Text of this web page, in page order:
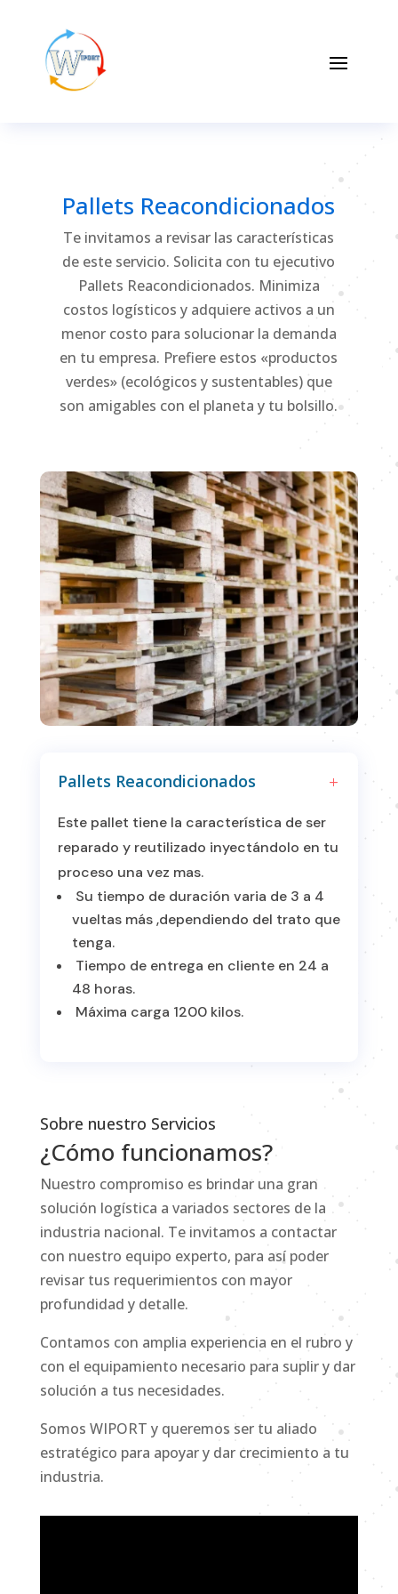
Pallets Reacondicionados
Te invitamos a revisar las características
de este servicio. Solicita con tu ejecutivo
Pallets Reacondicionados. Minimiza
costos logísticos y adquiere activos a un
menor costo para solucionar la demanda
en tu empresa. Prefiere estos «productos
verdes» (ecológicos y sustentables) que
son amigables con el planeta y tu bolsillo.
Pallets Reacondicionados
Este pallet tiene la característica de ser
reparado y reutilizado inyectándolo en tu
proceso una vez mas.
Su tiempo de duración varia de 3 a 4
vueltas más ,dependiendo del trato que
tenga.
Tiempo de entrega en cliente en 24 a
48 horas.
Máxima carga 1200 kilos.
Sobre nuestro Servicios
¿Cómo funcionamos?
Nuestro compromiso es brindar una gran
solución logística a variados sectores de la
industria nacional. Te invitamos a contactar
con nuestro equipo experto, para así poder
revisar tus requerimientos con mayor
profundidad y detalle.
Contamos con amplia experiencia en el rubro y
con el equipamiento necesario para suplir y dar
solución a tus necesidades.
Somos WIPORT y queremos ser tu aliado
estratégico para apoyar y dar crecimiento a tu
industria.